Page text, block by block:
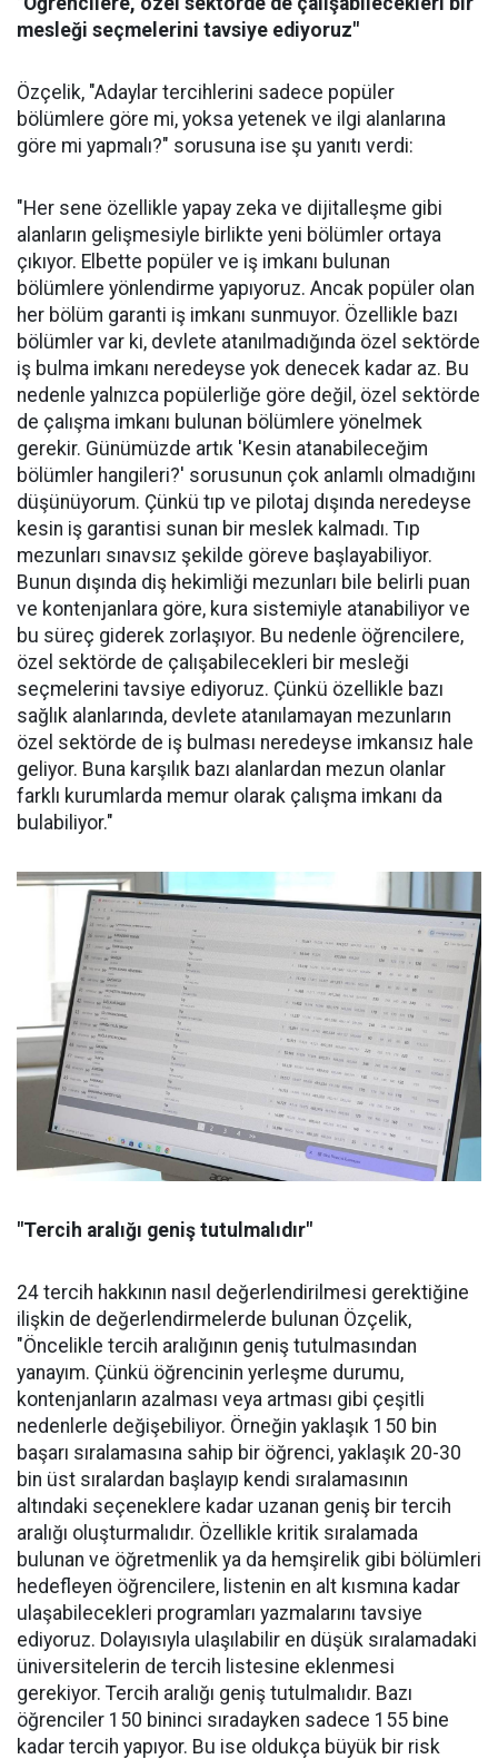
mesleği seçmelerini tavsiye ediyoruz"
Özçelik, "Adaylar tercihlerini sadece popüler
bölümlere göre mi, yoksa yetenek ve ilgi alanlarına
göre mi yapmalı?" sorusuna ise şu yanıtı verdi:
"Her sene özellikle yapay zeka ve dijitalleşme gibi
alanların gelişmesiyle birlikte yeni bölümler ortaya
çıkıyor. Elbette popüler ve iş imkanı bulunan
bölümlere yönlendirme yapıyoruz. Ancak popüler olan
her bölüm garanti iş imkanı sunmuyor. Özellikle bazı
bölümler var ki, devlete atanılmadığında özel sektörde
iş bulma imkanı neredeyse yok denecek kadar az. Bu
nedenle yalnızca popülerliğe göre değil, özel sektörde
de çalışma imkanı bulunan bölümlere yönelmek
gerekir. Günümüzde artık 'Kesin atanabileceğim
bölümler hangileri?' sorusunun çok anlamlı olmadığını
düşünüyorum. Çünkü tıp ve pilotaj dışında neredeyse
kesin iş garantisi sunan bir meslek kalmadı. Tıp
mezunları sınavsız şekilde göreve başlayabiliyor.
Bunun dışında diş hekimliği mezunları bile belirli puan
ve kontenjanlara göre, kura sistemiyle atanabiliyor ve
bu süreç giderek zorlaşıyor. Bu nedenle öğrencilere,
özel sektörde de çalışabilecekleri bir mesleği
seçmelerini tavsiye ediyoruz. Çünkü özellikle bazı
sağlık alanlarında, devlete atanılamayan mezunların
özel sektörde de iş bulması neredeyse imkansız hale
geliyor. Buna karşılık bazı alanlardan mezun olanlar
farklı kurumlarda memur olarak çalışma imkanı da
bulabiliyor."
"Tercih aralığı geniş tutulmalıdır"
24 tercih hakkının nasıl değerlendirilmesi gerektiğine
ilişkin de değerlendirmelerde bulunan Özçelik,
"Öncelikle tercih aralığının geniş tutulmasından
yanayım. Çünkü öğrencinin yerleşme durumu,
kontenjanların azalması veya artması gibi çeşitli
nedenlerle değişebiliyor. Örneğin yaklaşık 150 bin
başarı sıralamasına sahip bir öğrenci, yaklaşık 20-30
bin üst sıralardan başlayıp kendi sıralamasının
altındaki seçeneklere kadar uzanan geniş bir tercih
aralığı oluşturmalıdır. Özellikle kritik sıralamada
bulunan ve öğretmenlik ya da hemşirelik gibi bölümleri
hedefleyen öğrencilere, listenin en alt kısmına kadar
ulaşabilecekleri programları yazmalarını tavsiye
ediyoruz. Dolayısıyla ulaşılabilir en düşük sıralamadaki
üniversitelerin de tercih listesine eklenmesi
gerekiyor. Tercih aralığı geniş tutulmalıdır. Bazı
öğrenciler 150 bininci sıradayken sadece 155 bine
kadar tercih yapıyor. Bu ise oldukça büyük bir risk